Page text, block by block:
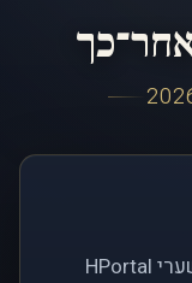
לפני כמעט שני עשורים, פתחנו את שערי HPortal